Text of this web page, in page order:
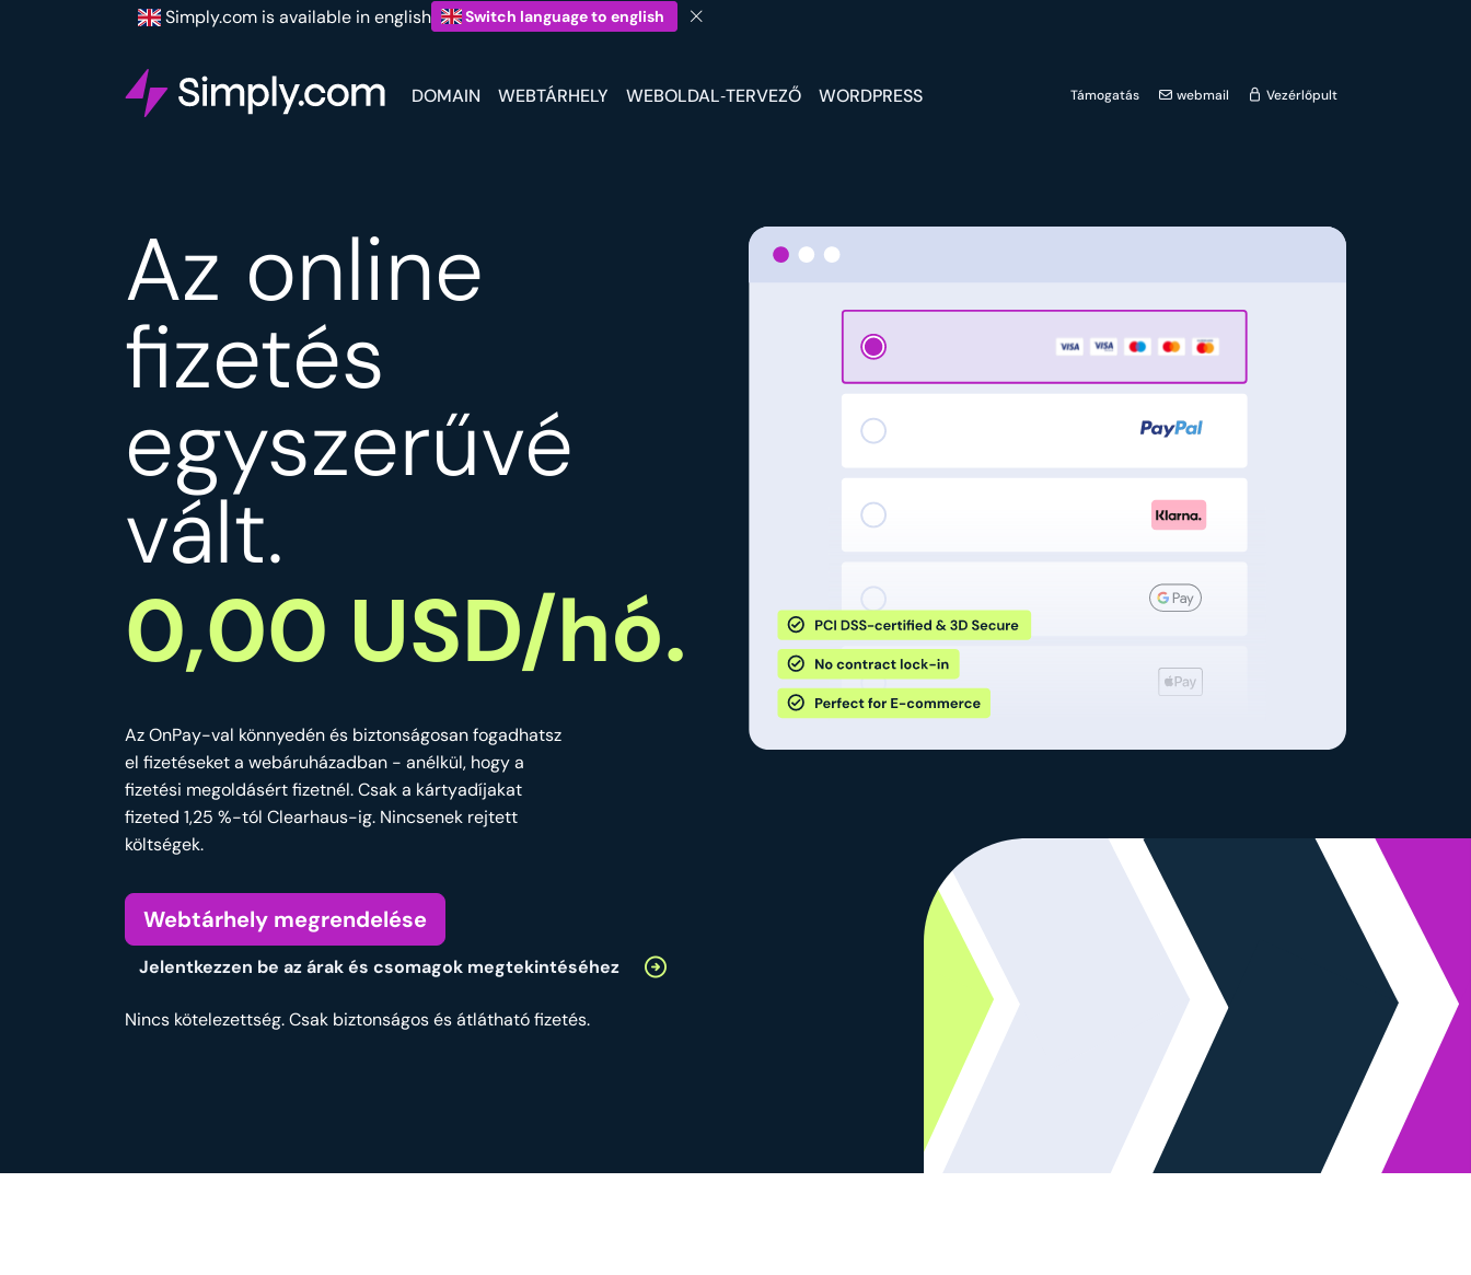
Simply.com is available in english Switch language to english
DOMAIN WEBTÁRHELY WEBOLDAL‑TERVEZŐ WORDPRESS Támogatás webmail Vezérlőpult
Az online
fizetés
egyszerűvé
vált.
0,00 USD/hó.
Az OnPay-val könnyedén és biztonságosan fogadhatsz
el fizetéseket a webáruházadban - anélkül, hogy a
fizetési megoldásért fizetnél. Csak a kártyadíjakat
fizeted 1,25 %-tól Clearhaus-ig. Nincsenek rejtett
költségek.
Webtárhely megrendelése
Jelentkezzen be az árak és csomagok megtekintéséhez
Nincs kötelezettség. Csak biztonságos és átlátható fizetés.